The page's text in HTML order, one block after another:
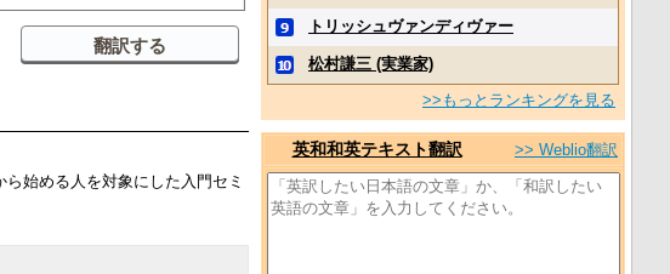
始める人を対象にした入門セミ
トリッシュヴァンディヴァー
松村謙三 (実業家)
>>もっとランキングを見る
英和和英テキスト翻訳 >> Weblio翻訳